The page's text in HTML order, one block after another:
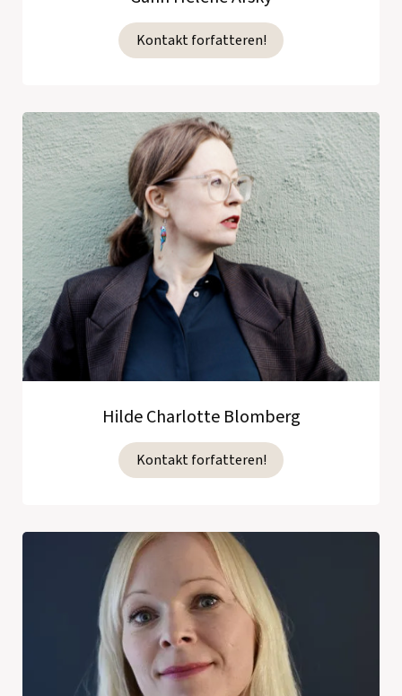
Kontakt forfatteren!
Hilde Charlotte Blomberg
Kontakt forfatteren!